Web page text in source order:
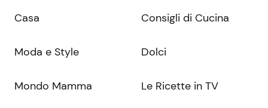
Casa
Moda e Style
Mondo Mamma
Consigli di Cucina
Dolci
Le Ricette in TV